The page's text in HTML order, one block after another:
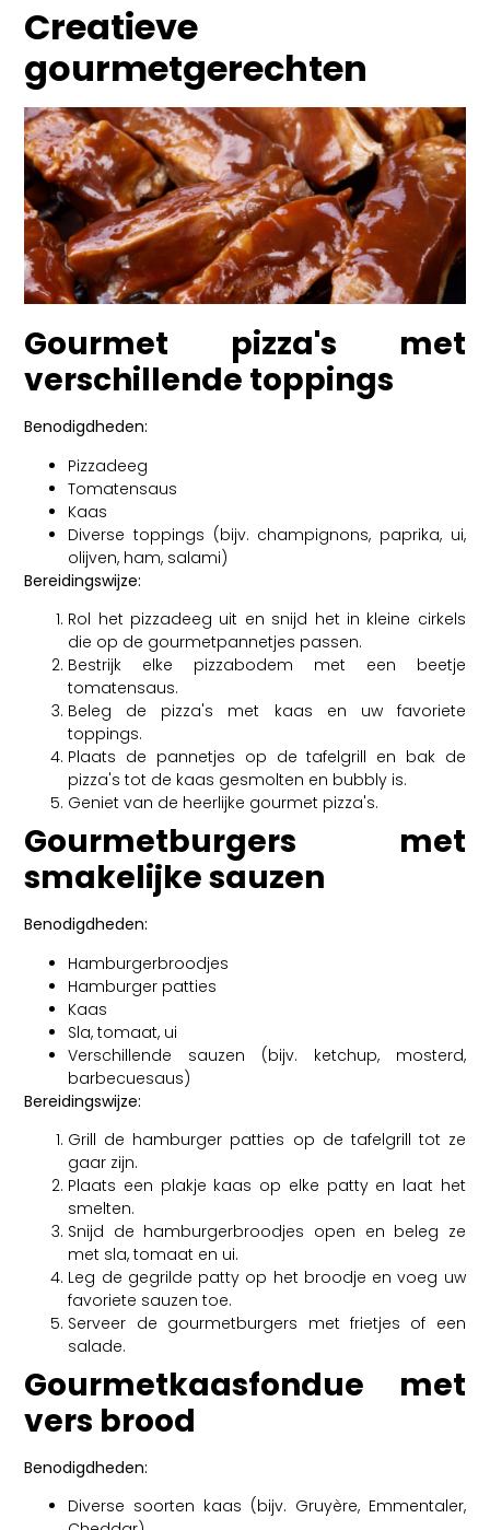
Creatieve
gourmetgerechten
Gourmet pizza's met
verschillende toppings
Benodigdheden:
Pizzadeeg
Tomatensaus
Kaas
Diverse toppings (bijv. champignons, paprika, ui,
olijven, ham, salami)
Bereidingswijze:
Rol het pizzadeeg uit en snijd het in kleine cirkels
die op de gourmetpannetjes passen.
Bestrijk elke pizzabodem met een beetje
tomatensaus.
Beleg de pizza's met kaas en uw favoriete
toppings.
Plaats de pannetjes op de tafelgrill en bak de
pizza's tot de kaas gesmolten en bubbly is.
Geniet van de heerlijke gourmet pizza's.
Gourmetburgers met
smakelijke sauzen
Benodigdheden:
Hamburgerbroodjes
Hamburger patties
Kaas
Sla, tomaat, ui
Verschillende sauzen (bijv. ketchup, mosterd,
barbecuesaus)
Bereidingswijze:
Grill de hamburger patties op de tafelgrill tot ze
gaar zijn.
Plaats een plakje kaas op elke patty en laat het
smelten.
Snijd de hamburgerbroodjes open en beleg ze
met sla, tomaat en ui.
Leg de gegrilde patty op het broodje en voeg uw
favoriete sauzen toe.
Serveer de gourmetburgers met frietjes of een
salade.
Gourmetkaasfondue met
vers brood
Benodigdheden:
Diverse soorten kaas (bijv. Gruyère, Emmentaler,